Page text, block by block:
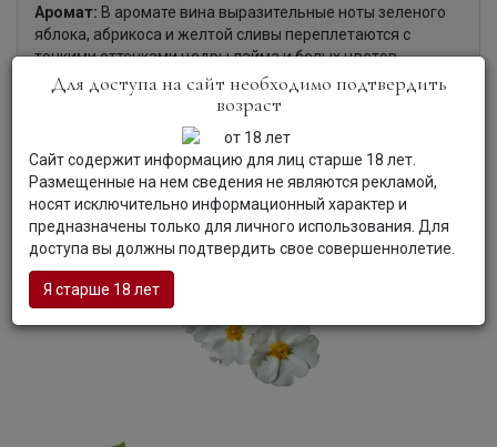
Аромат: В аромате вина выразительные ноты зеленого
яблока, абрикоса и желтой сливы переплетаются с
тонкими оттенками цедры лайма и белых цветов.
Вкус: Вкус вина свежий, живой, гармоничный, сухой,
хорошо сбалансированный, с фруктовыми оттенками и
умеренной кислотностью.
Вино хорошо сочетается с супами,
бобовыми и овощными блюдами, закусками и блюдами
из рыбы.
Для доступа на сайт необходимо подтвердить
возраст
Сайт содержит информацию для лиц старше 18 лет.
Размещенные на нем сведения не являются рекламой,
носят исключительно информационный характер и
предназначены только для личного использования. Для
доступа вы должны подтвердить свое совершеннолетие.
Я старше 18 лет